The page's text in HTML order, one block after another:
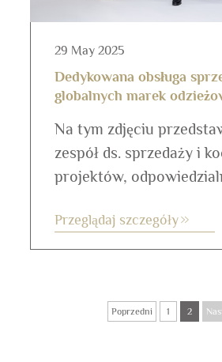
29 May 2025
Dedykowana obsługa
globalnych marek
Na tym zdjęciu
zespół ds. sprzedaży i
projektów,
markami odzieżowymi
zapewnienie płynnego
ramach jasnego i
Przeglądaj szczegóły
Poprzedni 1 2